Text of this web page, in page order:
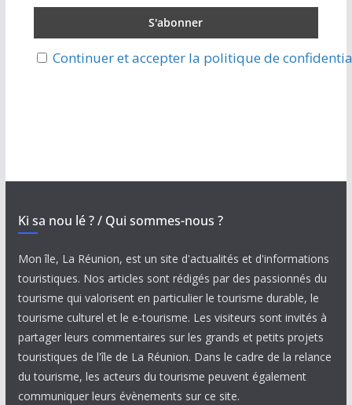
Continuer et accepter la politique de
Ki sa nou lé ? / Qui sommes-nous ?
Mon île, La Réunion, est un site d'actualités et d'informations
touristiques. Nos articles sont rédigés par des passionnés du
tourisme qui valorisent en particulier le tourisme durable, le
tourisme culturel et le e-tourisme. Les visiteurs sont invités à
partager leurs commentaires sur les grands et petits projets
touristiques de l'île de La Réunion. Dans le cadre de la relance
du tourisme, les acteurs du tourisme peuvent également
communiquer leurs évènements sur ce site.